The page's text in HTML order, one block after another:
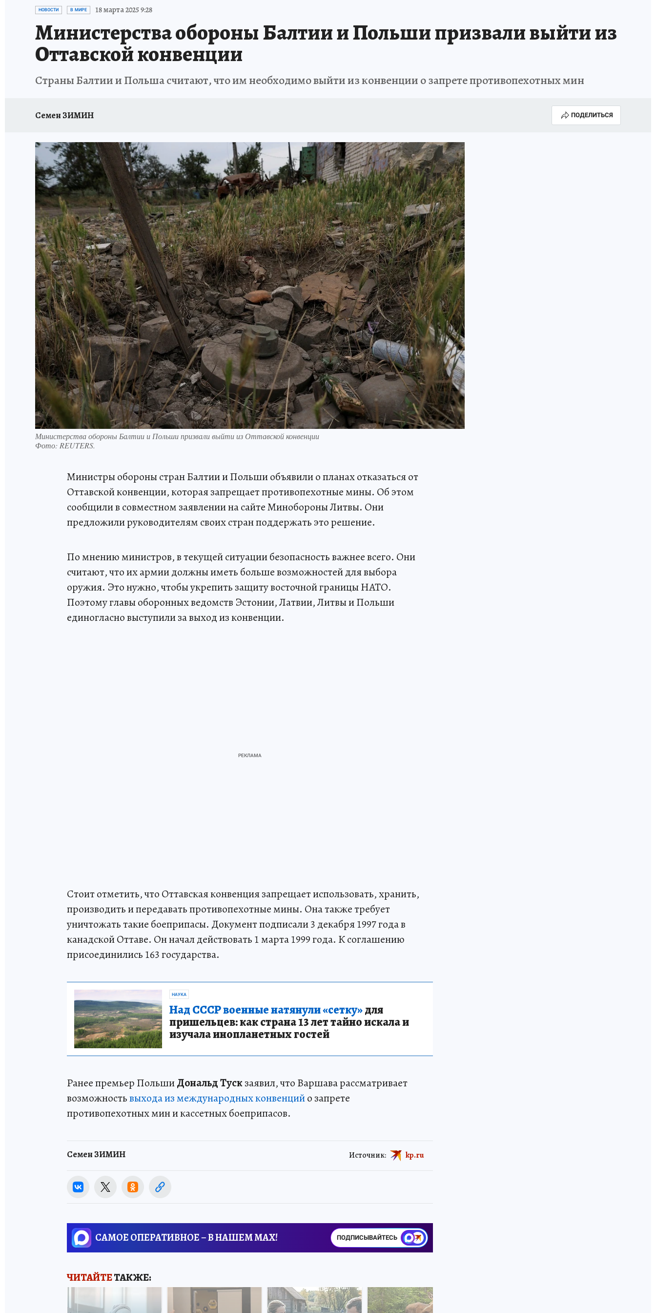
ИСПЫТАНО НА СЕБЕ
НОВОСТИ В МИРЕ 18 марта 2025 9:28
Министерства обороны Балтии и Польши призвали выйти из
Оттавской конвенции
Страны Балтии и Польша считают, что им необходимо выйти из конвенции о запрете противопехотных мин
Семен ЗИМИН ПОДЕЛИТЬСЯ
Министерства обороны Балтии и Польши призвали выйти из Оттавской конвенции
Фото: REUTERS.
Министры обороны стран Балтии и Польши объявили о планах отказаться от
Оттавской конвенции, которая запрещает противопехотные мины. Об этом
сообщили в совместном заявлении на сайте Минобороны Литвы. Они
предложили руководителям своих стран поддержать это решение.
По мнению министров, в текущей ситуации безопасность важнее всего. Они
считают, что их армии должны иметь больше возможностей для выбора
оружия. Это нужно, чтобы укрепить защиту восточной границы НАТО.
Поэтому главы оборонных ведомств Эстонии, Латвии, Литвы и Польши
единогласно выступили за выход из конвенции.
Стоит отметить, что Оттавская конвенция запрещает использовать, хранить,
производить и передавать противопехотные мины. Она также требует
уничтожать такие боеприпасы. Документ подписали 3 декабря 1997 года в
канадской Оттаве. Он начал действовать 1 марта 1999 года. К соглашению
присоединились 163 государства.
НАУКА
Над СССР военные натянули «сетку»для
пришельцев: как страна 13 лет тайно искала и
изучала инопланетных гостей
Ранее премьер ПольшиДональд Тускзаявил, что Варшава рассматривает
возможностьвыхода из международных конвенцийо запрете
противопехотных мин и кассетных боеприпасов.
Семен ЗИМИН Источник: kp.ru
САМОЕ ОПЕРАТИВНОЕ – В НАШЕМ MAX! ПОДПИСЫВАЙТЕСЬ
ЧИТАЙТЕТАКЖЕ: